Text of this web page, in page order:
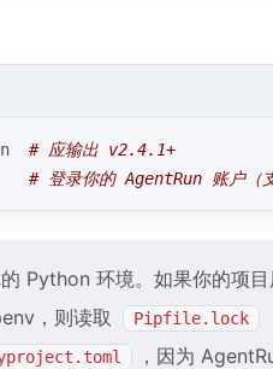
# 应输出 v2.4.1+
# 登录你的 AgentRun 账户（
Python 环境。如果你的项
，则读取 Pipfile.lock
，因为